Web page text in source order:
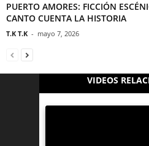
PUERTO AMORES: FICCIÓN
CANTO CUENTA LA HISTORIA
T.K T.K - mayo 7, 2026
VIDEOS